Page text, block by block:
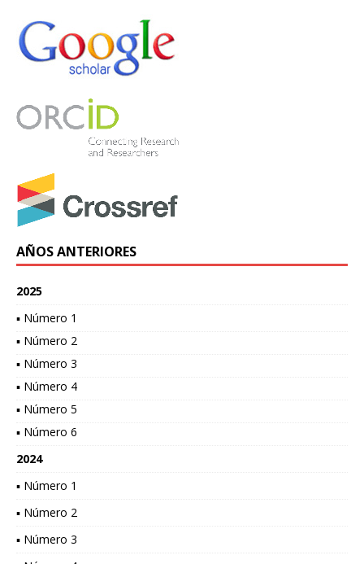
AÑOS ANTERIORES
2025
▪ Número 1
▪ Número 2
▪ Número 3
▪ Número 4
▪ Número 5
▪ Número 6
2024
▪ Número 1
▪ Número 2
▪ Número 3